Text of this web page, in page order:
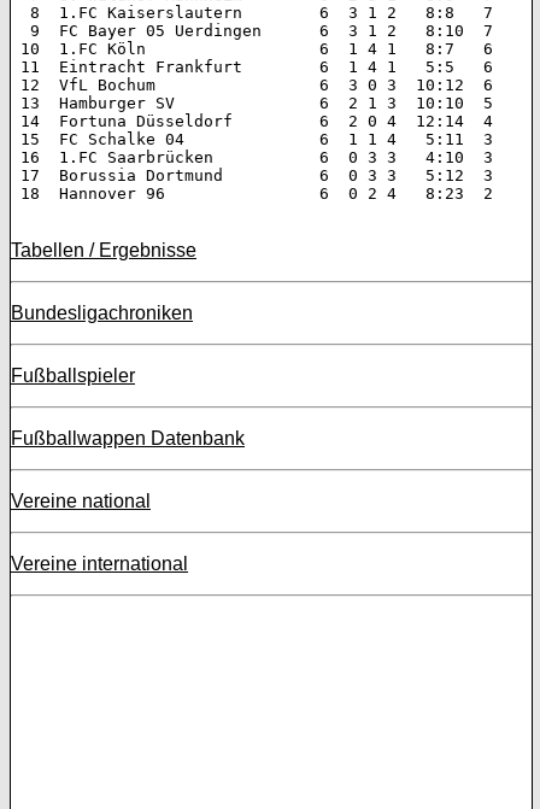
  8  1.FC Kaiserslautern 	6  3 1 2   8:8   7
  9  FC Bayer 05 Uerdingen 	6  3 1 2   8:10  7
10  1.FC Köln 			6  1 4 1   8:7   6
11  Eintracht Frankfurt 	6  1 4 1   5:5   6
12  VfL Bochum 		6  3 0 3  10:12  6
13  Hamburger SV 		6  2 1 3  10:10  5
14  Fortuna Düsseldorf 	6  2 0 4  12:14  4
15  FC Schalke 04 		6  1 1 4   5:11  3
16  1.FC Saarbrücken 		6  0 3 3   4:10  3
17  Borussia Dortmund 		6  0 3 3   5:12  3
18  Hannover 96 		6  0 2 4   8:23  2
Tabellen / Ergebnisse
Bundesligachroniken
Fußballspieler
Fußballwappen Datenbank
Vereine national
Vereine international